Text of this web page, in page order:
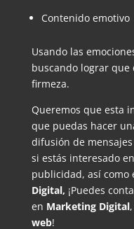
Contenido emotivo
Usando las
buscando lograr que
firmeza.
Queremos que esta
que puedas hacer
difusión de
si estás interesado
publicidad, así como
Digital, ¡Puedes
en Marketing Digital
web!